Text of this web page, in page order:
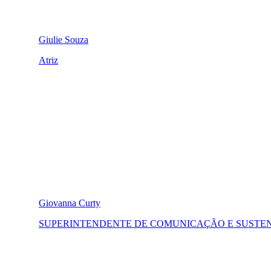
Giulie Souza
Atriz
Giovanna Curty
SUPERINTENDENTE DE COMUNICAÇÃO E